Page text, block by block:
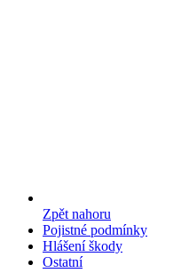
Zpět nahoru
Pojistné podmínky
Hlášení škody
Ostatní